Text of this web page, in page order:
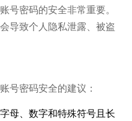
号密码的安全非常重要。
导致个人隐私泄露、被盗
号密码安全的建议：
母、数字和特殊符号且长